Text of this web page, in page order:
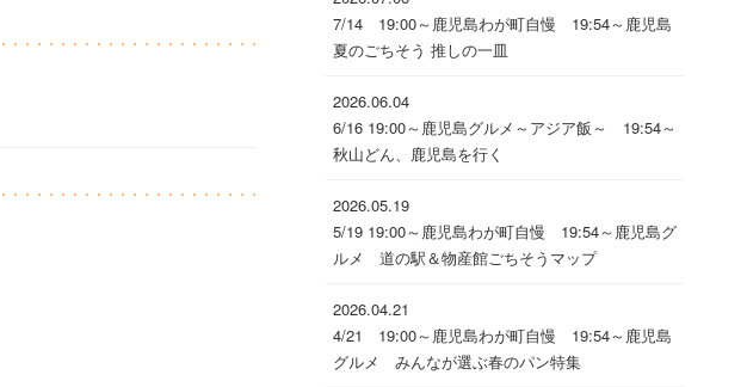
7/14 19:00～鹿児島わが町自慢 19:54～鹿児島
夏のごちそう 推しの一皿
2026.06.04
6/16 19:00～鹿児島グルメ～アジア飯～ 19:54～
秋山どん、鹿児島を行く
2026.05.19
5/19 19:00～鹿児島わが町自慢 19:54～鹿児島グ
ルメ 道の駅＆物産館ごちそうマップ
2026.04.21
4/21 19:00～鹿児島わが町自慢 19:54～鹿児島
グルメ みんなが選ぶ春のパン特集